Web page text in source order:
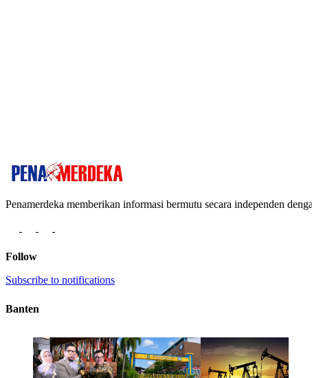
Penamerdeka memberikan informasi bermutu secara independen
Follow
Subscribe to notifications
Banten